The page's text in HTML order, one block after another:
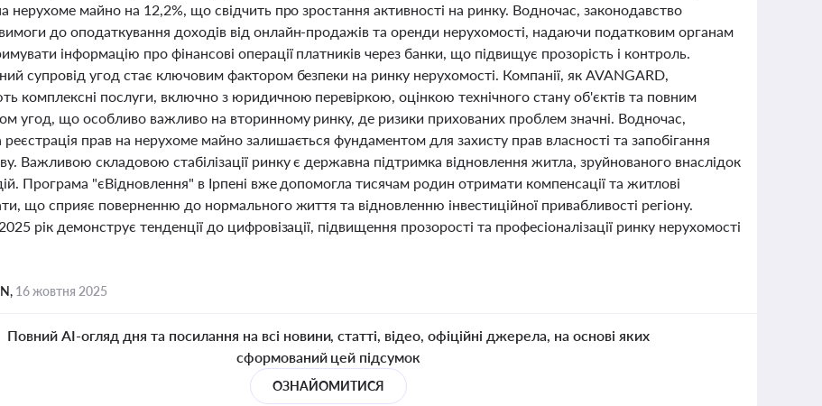
нерухоме майно на 12,2%, що свідчить про зростання активності на ринку. Водночас, законодавство
до оподаткування доходів від онлайн-продажів та оренди нерухомості, надаючи податковим органам
інформацію про фінансові операції платників через банки, що підвищує прозорість і контроль.
супровід угод стає ключовим фактором безпеки на ринку нерухомості. Компанії, як AVANGARD,
комплексні послуги, включно з юридичною перевіркою, оцінкою технічного стану об'єктів та повним
угод, що особливо важливо на вторинному ринку, де ризики прихованих проблем значні. Водночас,
прав на нерухоме майно залишається фундаментом для захисту прав власності та запобігання
Важливою складовою стабілізації ринку є державна підтримка відновлення житла, зруйнованого внаслідок
Програма "єВідновлення" в Ірпені вже допомогла тисячам родин отримати компенсації та житлові
що сприяє поверненню до нормального життя та відновленню інвестиційної привабливості регіону.
рік демонструє тенденції до цифровізації, підвищення прозорості та професіоналізації ринку нерухомості
16 жовтня 2025
Повний AI-огляд дня та посилання на всі новини, статті, відео, офіційні джерела, на основі яких
сформований цей підсумок
ОЗНАЙОМИТИСЯ